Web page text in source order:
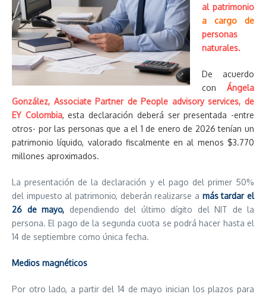
al patrimonio
a cargo de
personas
naturales.
De acuerdo
con Ángela
González, Associate Partner de People advisory services, de
EY Colombia, esta declaración deberá ser presentada -entre
otros- por las personas que a el 1 de enero de 2026 tenían un
patrimonio líquido, valorado fiscalmente en al menos $3.770
millones aproximados.
La presentación de la declaración y el pago del primer 50%
del impuesto al patrimonio, deberán realizarse a más tardar el
26 de mayo, dependiendo del último dígito del NIT de la
persona. El pago de la segunda cuota se podrá hacer hasta el
14 de septiembre como única fecha.
Medios magnéticos
Por otro lado, a partir del 14 de mayo inician los plazos para